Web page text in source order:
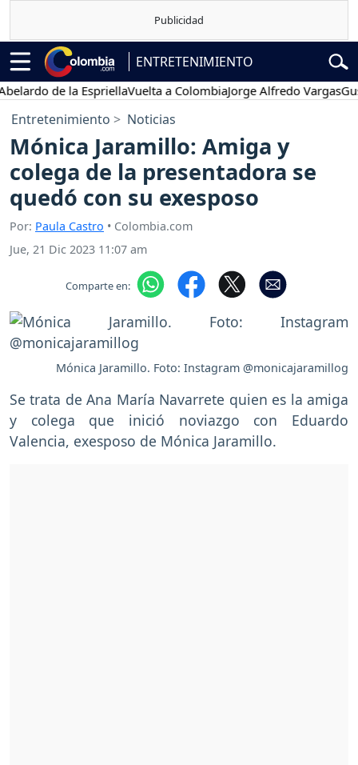
ENTRETENIMIENTO
de la EspriellaVuelta a ColombiaJorge Alfredo Vargas
Entretenimiento Noticias
Mónica Jaramillo: Amiga y
colega de la presentadora se
quedó con su exesposo
Por: Paula Castro • Colombia.com
Jue, 21 Dic 2023 11:07 am
Comparte en:
Mónica Jaramillo. Foto: Instagram @monicajaramillog
Se trata de Ana María Navarrete quien es la amiga
y colega que inició noviazgo con Eduardo
Valencia, exesposo de Mónica Jaramillo.